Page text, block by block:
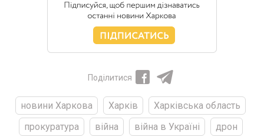
Поділитися
новини Харкова Харків
Харківська область
прокуратура
війна війна в Україні
дрон